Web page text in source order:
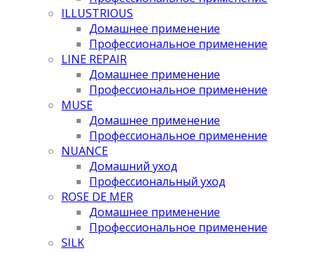
ILLUSTRIOUS
Домашнее применение
Профессиональное применение
LINE REPAIR
Домашнее применение
Профессиональное применение
MUSE
Домашнее применение
Профессиональное применение
NUANCE
Домашний уход
Профессиональный уход
ROSE DE MER
Домашнее применение
Профессиональное применение
SILK